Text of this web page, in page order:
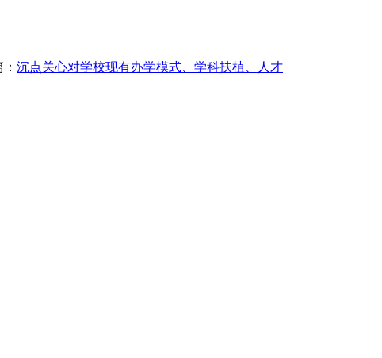
沉点关心对学校现有办学模式、学科扶植、人才